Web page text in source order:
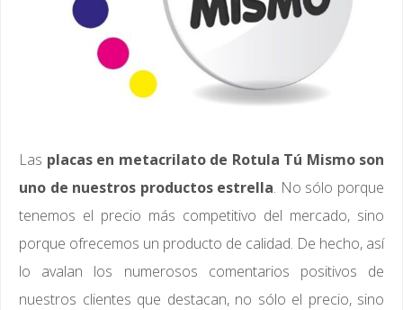
Las placas en metacrilato de Rotula Tú Mismo son
uno de nuestros productos estrella. No sólo porque
tenemos el precio más competitivo del mercado, sino
porque ofrecemos un producto de calidad. De hecho, así
lo avalan los numerosos comentarios positivos de
nuestros clientes que destacan, no sólo el precio, sino